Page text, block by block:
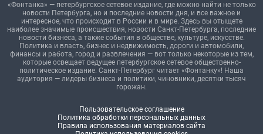
«Фонтанка» — петербургское сетевое издание, где можно найти не только
новости Петербурга, но и последние новости дня, и все важное и
интересное, что происходит в России и в мире. Здесь вы отыщете
наиболее значимые происшествия, новости Санкт-Петербурга, последние
новости бизнеса, а также события в обществе, культуре, искусстве.
Политика и власть, бизнес и недвижимость, дороги и автомобили,
финансы и работа, город и развлечения — вот только некоторые из тем,
которые освещает ведущее петербургское сетевое общественно-
политическое издание. Санкт-Петербург читает «Фонтанку»! Наша
аудитория — лидеры бизнеса и политики, чиновники, десятки тысяч
горожан.
Пользовательское соглашение
Политика обработки персональных данных
Правила использования материалов сайта